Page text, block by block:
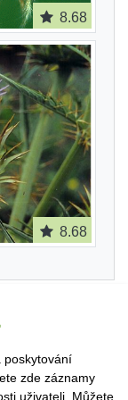
8.68
8.68
poskytování
zde záznamy
uživateli. Můžete